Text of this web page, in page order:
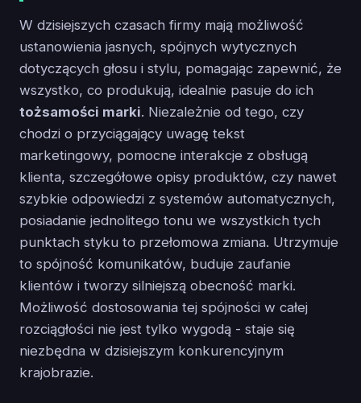
W dzisiejszych czasach firmy mają możliwość
ustanowienia jasnych, spójnych wytycznych
dotyczących głosu i stylu, pomagając zapewnić, że
wszystko, co produkują, idealnie pasuje do ich
tożsamości marki. Niezależnie od tego, czy
chodzi o przyciągający uwagę tekst
marketingowy, pomocne interakcje z obsługą
klienta, szczegółowe opisy produktów, czy nawet
szybkie odpowiedzi z systemów automatycznych,
posiadanie jednolitego tonu we wszystkich tych
punktach styku to przełomowa zmiana. Utrzymuje
to spójność komunikatów, buduje zaufanie
klientów i tworzy silniejszą obecność marki.
Możliwość dostosowania tej spójności w całej
rozciągłości nie jest tylko wygodą - staje się
niezbędna w dzisiejszym konkurencyjnym
krajobrazie.